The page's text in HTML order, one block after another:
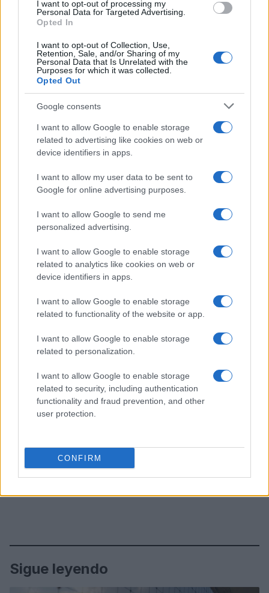
I want to opt-out of processing my
Personal Data for Targeted Advertising.
Opted In
I want to opt-out of Collection, Use,
Retention, Sale, and/or Sharing of my
Personal Data that Is Unrelated with the
Purposes for which it was collected.
Opted Out
Google consents
I want to allow Google to enable storage
related to advertising like cookies on web or
device identifiers in apps.
I want to allow my user data to be sent to
Google for online advertising purposes.
I want to allow Google to send me
personalized advertising.
I want to allow Google to enable storage
related to analytics like cookies on web or
device identifiers in apps.
I want to allow Google to enable storage
related to functionality of the website or app.
I want to allow Google to enable storage
related to personalization.
I want to allow Google to enable storage
related to security, including authentication
functionality and fraud prevention, and other
user protection.
CONFIRM
optimizar sus estrategias de marketing, ofreciendo
su audiencia.
Con el análisis adecuado y la implementación de
tácticas efectivas, el futuro del marketing digital se
presenta lleno deoportunidades
. Este enfoque
permite a las marcas no solo entender el
comportamiento de sus consumidores, sino
también anticipar sus necesidades y deseos. ¿No
es fascinante cómo los datos pueden contar
historias y guiar decisiones estratégicas?
Staff
Sigue leyendo